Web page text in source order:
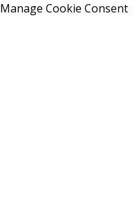
Manage Cookie Consent